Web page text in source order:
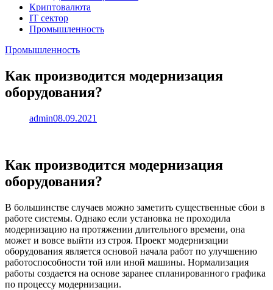
Криптовалюта
IT сектор
Промышленность
Промышленность
Как производится модернизация
оборудования?
admin08.09.2021
Как производится модернизация
оборудования?
В большинстве случаев можно заметить существенные сбои в
работе системы. Однако если установка не проходила
модернизацию на протяжении длительного времени, она
может и вовсе выйти из строя. Проект модернизации
оборудования является основой начала работ по улучшению
работоспособности той или иной машины. Нормализация
работы создается на основе заранее спланированного графика
по процессу модернизации.